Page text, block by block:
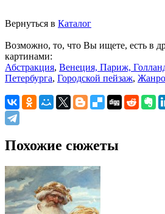
Вернуться в Каталог
Возможно, то, что Вы ищете, есть в
картинами:
Абстракция, Венеция, Париж,
Петербурга, Городской пейзаж,
Похожие сюжеты